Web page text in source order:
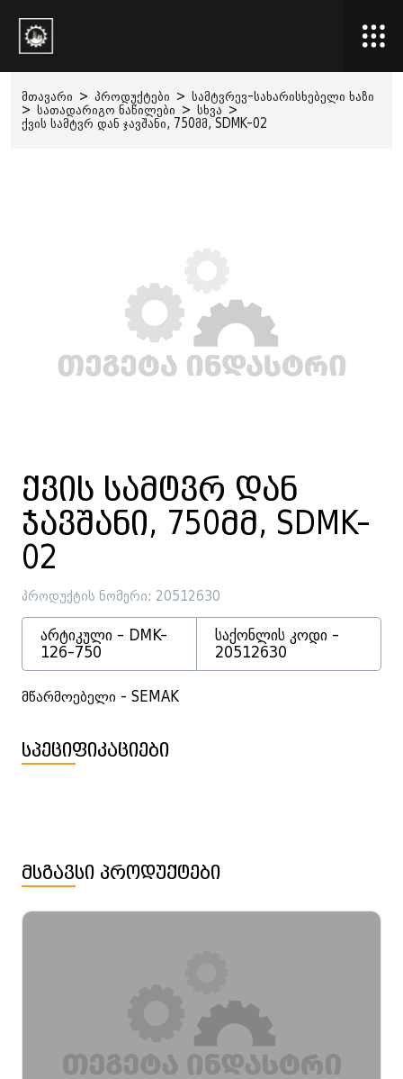
მთავარი > პროდუქტები > სამტვრევ-სახარისხებელი ხაზი
> სათადარიგო ნაწილები > სხვა >
ქვის სამტვრ დან ჯავშანი, 750მმ, SDMK-02
ქვის სამტვრ დან
ჯავშანი, 750მმ, SDMK-
02
პროდუქტის ნომერი: 20512630
არტიკული - DMK-
126-750
საქონლის კოდი -
20512630
მწარმოებელი - SEMAK
სპეციფიკაციები
მსგავსი პროდუქტები